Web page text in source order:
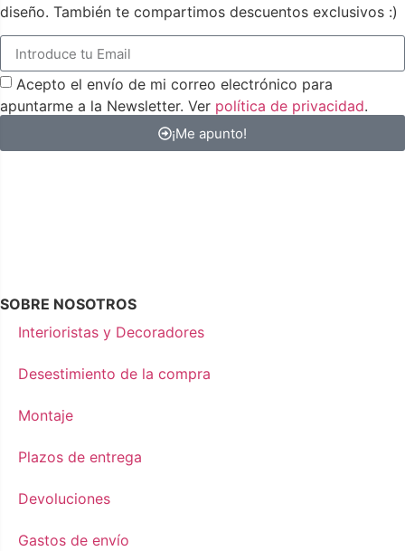
diseño. También te compartimos descuentos exclusivos :)
Acepto el envío de mi correo electrónico para
apuntarme a la Newsletter. Ver política de privacidad.
¡Me apunto!
SOBRE NOSOTROS
Interioristas y Decoradores
Desestimiento de la compra
Montaje
Plazos de entrega
Devoluciones
Gastos de envío